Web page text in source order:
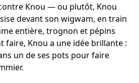
Knou — ou plutôt, Knou
devant son wigwam, en train
entière, trognon et pépins
faire, Knou a une idée brillante :
un de ses pots pour faire